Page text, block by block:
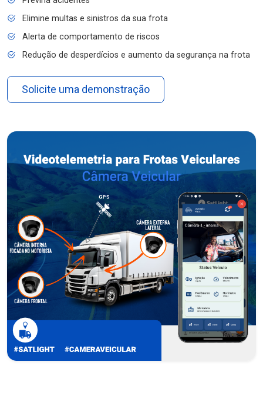
Elimine multas e sinistros da sua frota
Alerta de comportamento de riscos
Redução de desperdícios e aumento da segurança na frota
Solicite uma demonstração